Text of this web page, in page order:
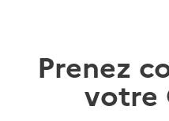
Prenez
votre